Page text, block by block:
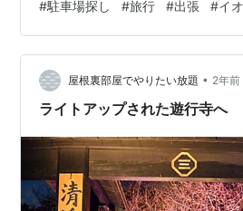
か？ 盛岡駅は、新幹線や在来線の
ビル「フェザン」や「マリオス」
口のイオンタウンへのアクセスな
の車が行き交っています。特に土日
の駐車場も満車で、スムーズに停め
#駐車場探し #旅行 #出張 #イ
屋根裏部屋でやりたい放題 • 2年前
ライトアップされた遊行寺へ